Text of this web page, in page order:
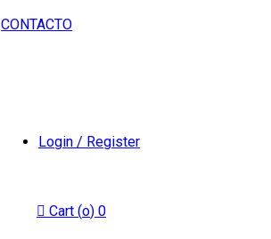
CONTACTO
Login / Register
Cart (o) 0